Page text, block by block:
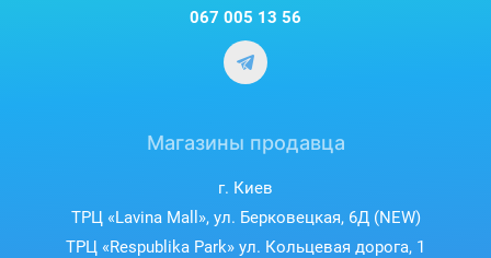
067 005 13 56
Магазины продавца
г. Киев
ТРЦ «Lavina Mall», ул. Берковецкая, 6Д (NEW)
ТРЦ «Respublika Park» ул. Кольцевая дорога, 1